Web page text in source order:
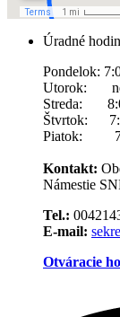
Úradné
Pondelok:
Utorok:
Streda:
Štvrtok:
Piatok:
Kontakt:
Námestie
Tel.:
E-mail:
Otváracie